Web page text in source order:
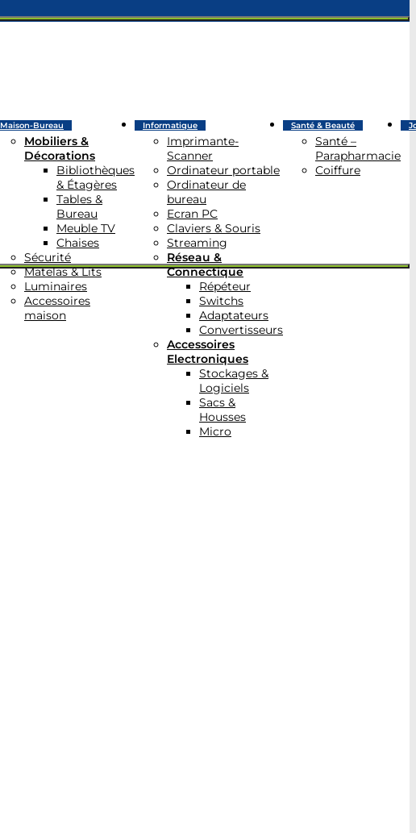
Maison-Bureau
Mobiliers &
Décorations
Bibliothèques
& Étagères
Tables &
Bureau
Meuble TV
Chaises
Sécurité
Matelas & Lits
Luminaires
Accessoires
maison
Informatique
Imprimante-
Scanner
Ordinateur portable
Ordinateur de
bureau
Ecran PC
Claviers & Souris
Streaming
Réseau &
Connectique
Répéteur
Switchs
Adaptateurs
Convertisseurs
Accessoires
Electroniques
Stockages &
Logiciels
Sacs &
Housses
Micro
Santé & Beauté
Santé –
Parapharmacie
Coiffure